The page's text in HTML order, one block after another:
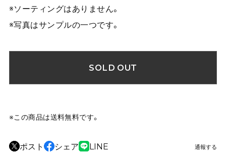
※ソーティングはありません。
※写真はサンプルの一つです。
SOLD OUT
※この商品は送料無料です。
ポスト シェア LINE 通報する